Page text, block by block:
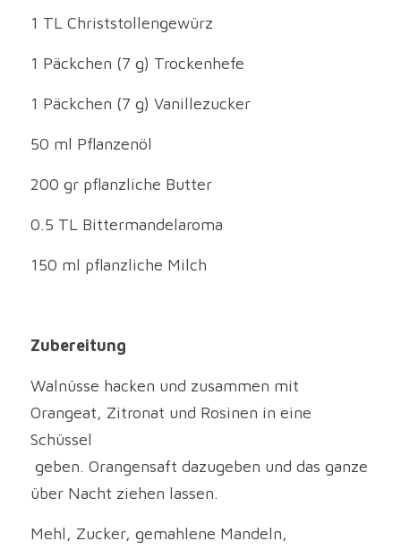
1 TL Christstollengewürz
1 Päckchen (7 g) Trockenhefe
1 Päckchen (7 g) Vanillezucker
50 ml Pflanzenöl
200 gr pflanzliche Butter
0.5 TL Bittermandelaroma
150 ml pflanzliche Milch
Zubereitung
Walnüsse hacken und zusammen mit
Orangeat, Zitronat und Rosinen in eine
Schüssel
über Nacht ziehen lassen.
Mehl, Zucker, gemahlene Mandeln,